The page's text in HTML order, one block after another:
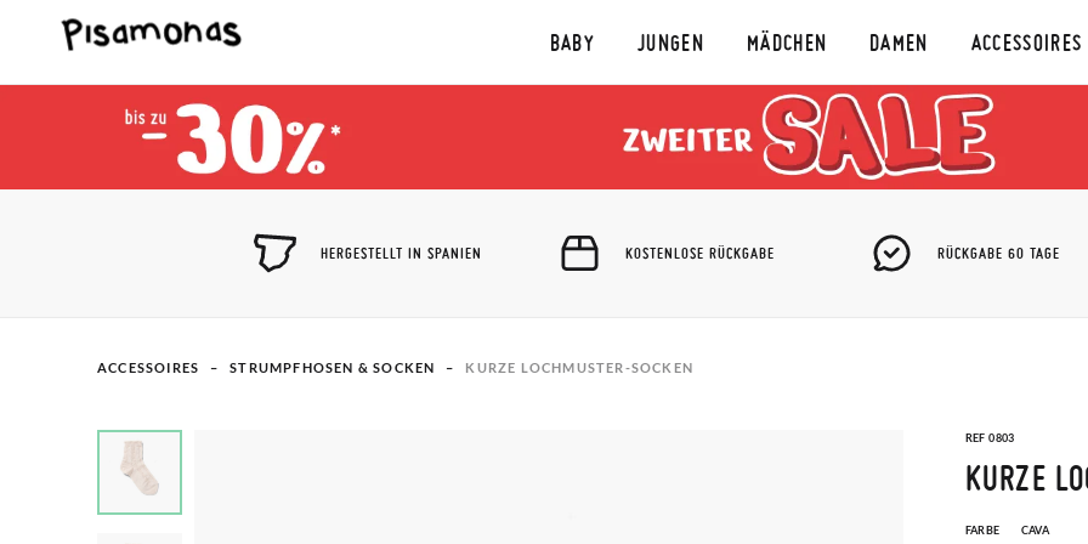
BABY JUNGEN MÄDCHEN DAMEN ACCESSOIRES
HERGESTELLT IN SPANIEN KOSTENLOSE RÜCKGABE RÜCKGABE 60 TAGE
ACCESSOIRES STRUMPFHOSEN & SOCKEN KURZE LOCHMUSTER-SOCKEN
REF 0803
KURZE
FARBE CAVA